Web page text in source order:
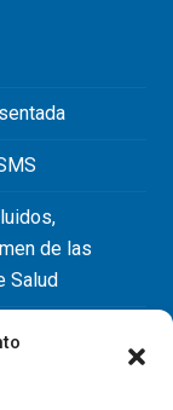
de las
Salud